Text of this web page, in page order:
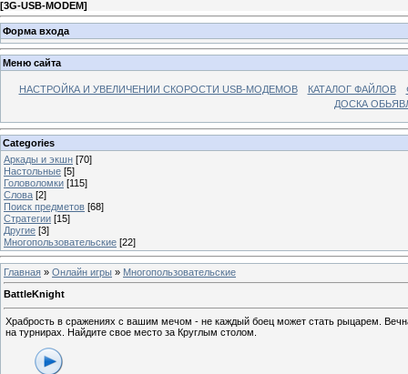
[3G-USB-MODEM]
Форма входа
Меню сайта
НАСТРОЙКА И УВЕЛИЧЕНИИ СКОРОСТИ USB-МОДЕМОВ КАТАЛОГ ФАЙЛОВ
ДОСКА
Categories
Аркады и экшн [70]
Настольные [5]
Головоломки [115]
Слова [2]
Поиск предметов [68]
Стратегии [15]
Другие [3]
Многопользовательские [22]
Главная » Онлайн игры » Многопользовательские
BattleKnight
Храбрость в сражениях с вашим мечом - не каждый боец может стать рыцарем.
на турнирах. Найдите свое место за Круглым столом.